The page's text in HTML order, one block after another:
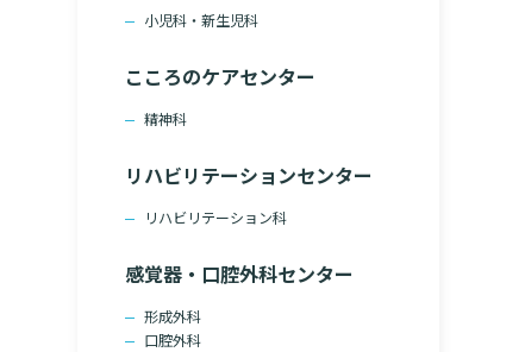
小児科・新生児科
こころのケアセンター
精神科
リハビリテーションセンター
リハビリテーション科
感覚器・口腔外科センター
形成外科
口腔外科